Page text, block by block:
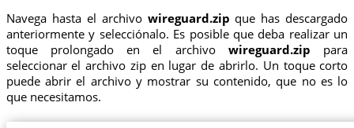
Navega hasta el archivo wireguard.zip que has descargado
anteriormente y selecciónalo. Es posible que deba realizar un
toque prolongado en el archivowireguard.zip para
seleccionar el archivo zip en lugar de abrirlo. Un toque corto
puede abrir el archivo y mostrar su contenido, que no es lo
que necesitamos.